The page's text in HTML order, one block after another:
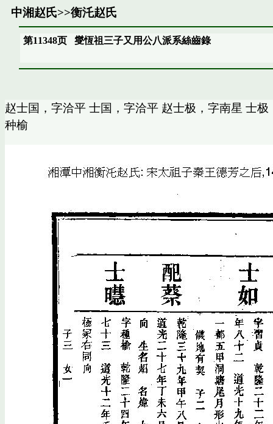
中湘赵氏>>衡汑赵氏
第11348页燮恆祖三子又用公八派系絲齒錄
赵士国，字洽平 士国，字洽平 赵士极，字南星 士
种榆